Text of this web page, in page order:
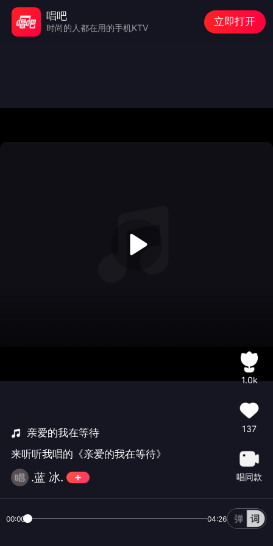
亲爱的我在等待
来听听我唱的《亲爱的我在等待》
.蓝 冰.
1.0k
137
唱同款
00:00 04:26
唱吧
时尚的人都在用的手机KTV
立即打开